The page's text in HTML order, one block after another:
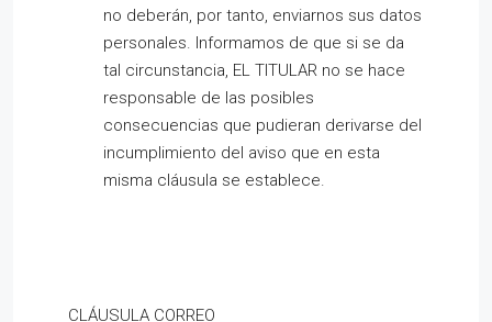
no deberán, por tanto, enviarnos sus datos
personales. Informamos de que si se da
tal circunstancia, EL TITULAR no se hace
responsable de las posibles
consecuencias que pudieran derivarse del
incumplimiento del aviso que en esta
misma cláusula se establece.
CLÁUSULA CORREO